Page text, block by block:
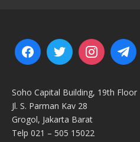
Soho Capital Building, 19th Floor
Jl. S. Parman Kav 28
Grogol, Jakarta Barat
Telp 021 – 505 15022